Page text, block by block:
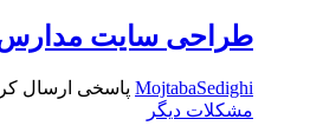
طراحی سایت
MojtabaSedighi پاسخی ارسال
مشکلات دیگر